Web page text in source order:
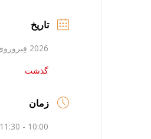
تاریخ
2026 فِبروروی 02
گذشت
زمان
10:00 - 11:30